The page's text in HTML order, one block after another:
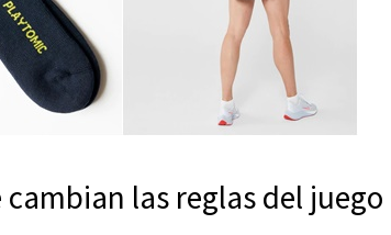
las reglas del juego